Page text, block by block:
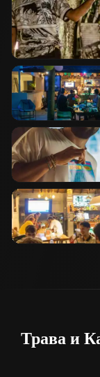
Трава и